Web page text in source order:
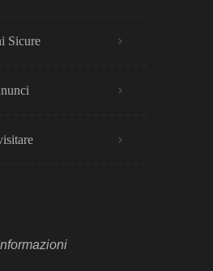
Sicure